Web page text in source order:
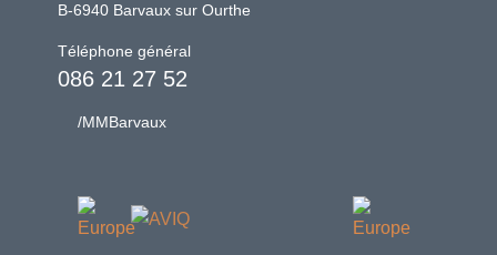
B-6940 Barvaux sur Ourthe
Téléphone général
086 21 27 52
/MMBarvaux